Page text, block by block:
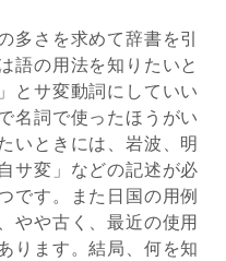
多さを求めて辞書を引
語の用法を知りたいと
とサ変動詞にしていい
名詞で使ったほうがい
いときには、岩波、明
サ変」などの記述が必
です。また日国の用例
やや古く、最近の使用
ります。結局、何を知